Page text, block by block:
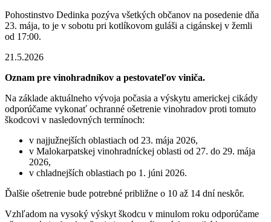
Pohostinstvo Dedinka pozýva všetkých občanov na posedenie dňa
23. mája, to je v sobotu pri kotlíkovom guláši a cigánskej v žemli
od 17:00.
21.5.2026
Oznam pre vinohradníkov a pestovateľov viniča.
Na základe aktuálneho vývoja počasia a výskytu americkej cikády
odporúčame vykonať ochranné ošetrenie vinohradov proti tomuto
škodcovi v nasledovných termínoch:
v najjužnejších oblastiach od 23. mája 2026,
v Malokarpatskej vinohradníckej oblasti od 27. do 29. mája
2026,
v chladnejších oblastiach po 1. júni 2026.
Ďalšie ošetrenie bude potrebné približne o 10 až 14 dní neskôr.
Vzhľadom na vysoký výskyt škodcu v minulom roku odporúčame